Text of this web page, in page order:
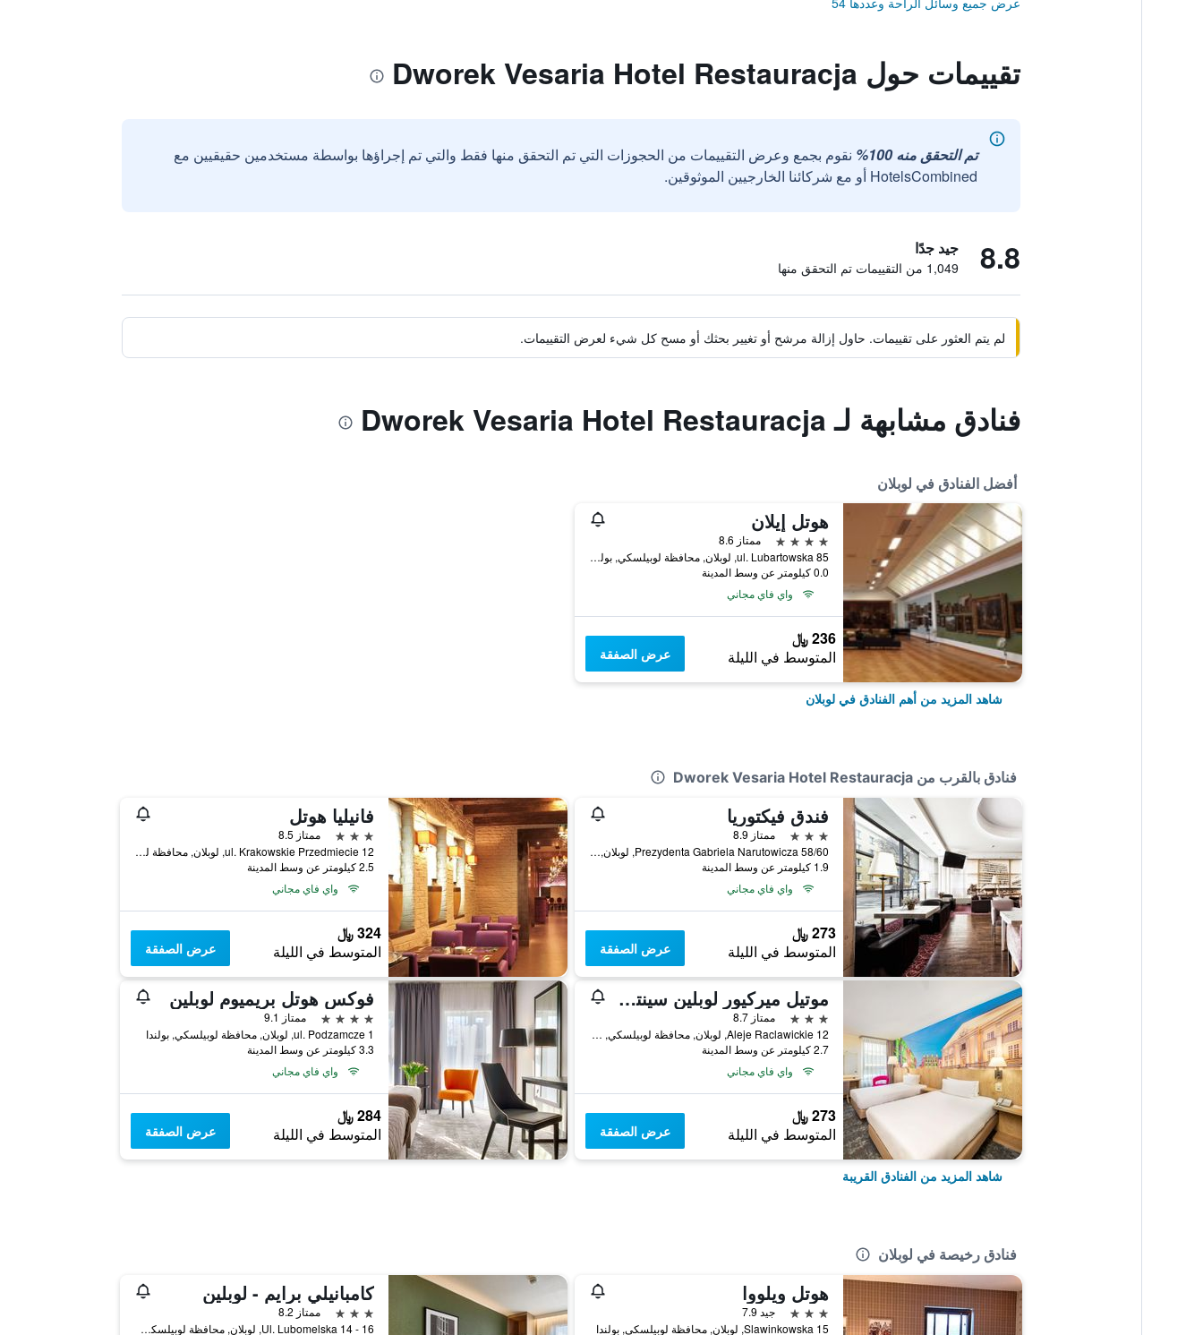
تقييمات حول Dworek Vesaria Hotel Restauracja
تم التحقق منه 100%
نقوم بجمع وعرض التقييمات من الحجوزات التي تم التحقق منها فقط والتي تم إجراؤها بواسطة مستخدمين حقيقيين مع
HotelsCombined أو مع شركائنا الخارجيين الموثوقين.
8.8 جيد جدًا
1,049 من التقييمات تم التحقق منها
لم يتم العثور على تقييمات. حاول إزالة مرشح أو تغيير بحثك أو مسح كل شيء لعرض التقييمات.
فنادق مشابهة لـ Dworek Vesaria Hotel Restauracja
أفضل الفنادق في لوبلان
هوتل إيلان
4 نجوم
ممتاز 8.6
ul. Lubartowska 85, لوبلان, محافظة لوبيلسكي, بولندا
0.0 كيلومتر عن وسط المدينة
واي فاي مجاني
236 ﷼
المتوسط في الليلة عرض الصفقة
شاهد المزيد من أهم الفنادق في لوبلان
فنادق بالقرب من Dworek Vesaria Hotel Restauracja
فندق فيكتوريا
3 نجوم
ممتاز 8.9
Prezydenta Gabriela Narutowicza 58/60, لوبلان, محافظة لوبيلسكي, بولندا
1.9 كيلومتر عن وسط المدينة
واي فاي مجاني
273 ﷼
المتوسط في الليلة عرض الصفقة
فانيليا هوتل
3 نجوم
ممتاز 8.5
ul. Krakowskie Przedmiecie 12, لوبلان, محافظة لوبيلسكي, بولندا
2.5 كيلومتر عن وسط المدينة
واي فاي مجاني
324 ﷼
المتوسط في الليلة عرض الصفقة
موتيل ميركيور لوبلين سينتروم
3 نجوم
ممتاز 8.7
Aleje Raclawickie 12, لوبلان, محافظة لوبيلسكي, بولندا
2.7 كيلومتر عن وسط المدينة
واي فاي مجاني
273 ﷼
المتوسط في الليلة عرض الصفقة
فوكس هوتل بريميوم لوبلين
4 نجوم
ممتاز 9.1
ul. Podzamcze 1, لوبلان, محافظة لوبيلسكي, بولندا
3.3 كيلومتر عن وسط المدينة
واي فاي مجاني
284 ﷼
المتوسط في الليلة عرض الصفقة
شاهد المزيد من الفنادق القريبة
فنادق رخيصة في لوبلان
هوتل ويلووا
3 نجوم
جيد 7.9
15 Slawinkowska, لوبلان, محافظة لوبيلسكي, بولندا
كامبانيلي برايم - لوبلين
3 نجوم
ممتاز 8.2
Ul. Lubomelska 14 - 16, لوبلان, محافظة لوبيلسكي, بولندا